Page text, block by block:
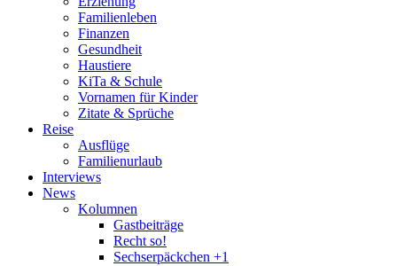
Familienleben
Finanzen
Gesundheit
Haustiere
KiTa & Schule
Vornamen für Kinder
Zitate & Sprüche
Reise
Ausflüge
Familienurlaub
Interviews
News
Kolumnen
Gastbeiträge
Recht so!
Sechserpäckchen +1